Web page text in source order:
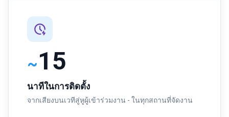
~15
นาทีในการติดตั้ง
จากเสียงบนเวทีสู่หูผู้เข้าร่วมงาน - ในทุกสถานที่จัดงาน